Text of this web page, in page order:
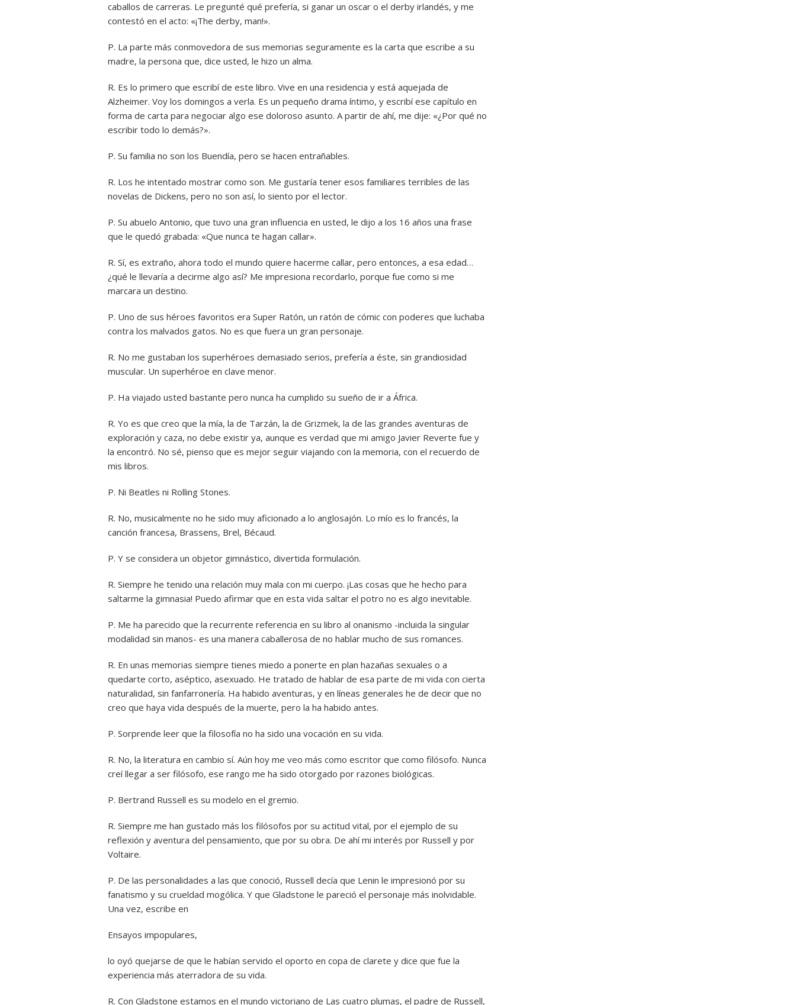
caballos de carreras. Le pregunté qué prefería, si ganar un oscar o el derby irlandés, y me
contestó en el acto: «¡The derby, man!».
P. La parte más conmovedora de sus memorias seguramente es la carta que escribe a su
madre, la persona que, dice usted, le hizo un alma.
R. Es lo primero que escribí de este libro. Vive en una residencia y está aquejada de
Alzheimer. Voy los domingos a verla. Es un pequeño drama íntimo, y escribí ese capítulo en
forma de carta para negociar algo ese doloroso asunto. A partir de ahí, me dije: «¿Por qué no
escribir todo lo demás?».
P. Su familia no son los Buendía, pero se hacen entrañables.
R. Los he intentado mostrar como son. Me gustaría tener esos familiares terribles de las
novelas de Dickens, pero no son así, lo siento por el lector.
P. Su abuelo Antonio, que tuvo una gran influencia en usted, le dijo a los 16 años una frase
que le quedó grabada: «Que nunca te hagan callar».
R. Sí, es extraño, ahora todo el mundo quiere hacerme callar, pero entonces, a esa edad…
¿qué le llevaría a decirme algo así? Me impresiona recordarlo, porque fue como si me
marcara un destino.
P. Uno de sus héroes favoritos era Super Ratón, un ratón de cómic con poderes que luchaba
contra los malvados gatos. No es que fuera un gran personaje.
R. No me gustaban los superhéroes demasiado serios, prefería a éste, sin grandiosidad
muscular. Un superhéroe en clave menor.
P. Ha viajado usted bastante pero nunca ha cumplido su sueño de ir a África.
R. Yo es que creo que la mía, la de Tarzán, la de Grizmek, la de las grandes aventuras de
exploración y caza, no debe existir ya, aunque es verdad que mi amigo Javier Reverte fue y
la encontró. No sé, pienso que es mejor seguir viajando con la memoria, con el recuerdo de
mis libros.
P. Ni Beatles ni Rolling Stones.
R. No, musicalmente no he sido muy aficionado a lo anglosajón. Lo mío es lo francés, la
canción francesa, Brassens, Brel, Bécaud.
P. Y se considera un objetor gimnástico, divertida formulación.
R. Siempre he tenido una relación muy mala con mi cuerpo. ¡Las cosas que he hecho para
saltarme la gimnasia! Puedo afirmar que en esta vida saltar el potro no es algo inevitable.
P. Me ha parecido que la recurrente referencia en su libro al onanismo -incluida la singular
modalidad sin manos- es una manera caballerosa de no hablar mucho de sus romances.
R. En unas memorias siempre tienes miedo a ponerte en plan hazañas sexuales o a
quedarte corto, aséptico, asexuado. He tratado de hablar de esa parte de mi vida con cierta
naturalidad, sin fanfarronería. Ha habido aventuras, y en líneas generales he de decir que no
creo que haya vida después de la muerte, pero la ha habido antes.
P. Sorprende leer que la filosofía no ha sido una vocación en su vida.
R. No, la literatura en cambio sí. Aún hoy me veo más como escritor que como filósofo. Nunca
creí llegar a ser filósofo, ese rango me ha sido otorgado por razones biológicas.
P. Bertrand Russell es su modelo en el gremio.
R. Siempre me han gustado más los filósofos por su actitud vital, por el ejemplo de su
reflexión y aventura del pensamiento, que por su obra. De ahí mi interés por Russell y por
Voltaire.
P. De las personalidades a las que conoció, Russell decía que Lenin le impresionó por su
fanatismo y su crueldad mogólica. Y que Gladstone le pareció el personaje más inolvidable.
Una vez, escribe en
Ensayos impopulares,
lo oyó quejarse de que le habían servido el oporto en copa de clarete y dice que fue la
experiencia más aterradora de su vida.
R. Con Gladstone estamos en el mundo victoriano de Las cuatro plumas, el padre de Russell,